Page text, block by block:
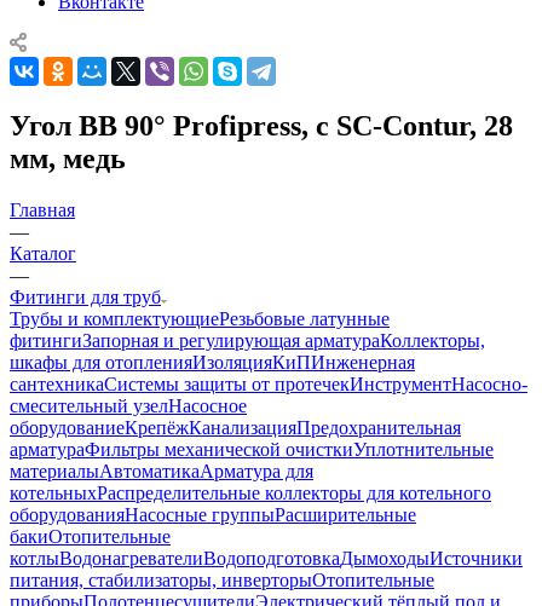
Угол BB 90° Profipress, c SC-Contur, 28
мм, медь
Главная
—
Каталог
—
Фитинги для труб
Трубы и комплектующиеРезьбовые латунные
фитингиЗапорная и регулирующая арматураКоллекторы,
шкафы для отопленияИзоляцияКиПИнженерная
сантехникаСистемы защиты от протечекИнструментНасосно-
смесительный узелНасосное
оборудованиеКрепёжКанализацияПредохранительная
арматураФильтры механической очисткиУплотнительные
материалыАвтоматикаАрматура для
котельныхРаспределительные коллекторы для котельного
оборудованияНасосные группыРасширительные
бакиОтопительные
котлыВодонагревателиВодоподготовкаДымоходыИсточники
питания, стабилизаторы, инверторыОтопительные
приборыПолотенцесушителиЭлектрический тёплый пол и